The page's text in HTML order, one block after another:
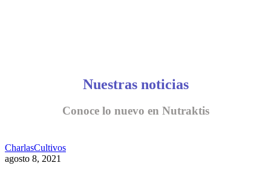
Nuestras noticias
Conoce lo nuevo en Nutraktis
CharlasCultivos
agosto 8, 2021